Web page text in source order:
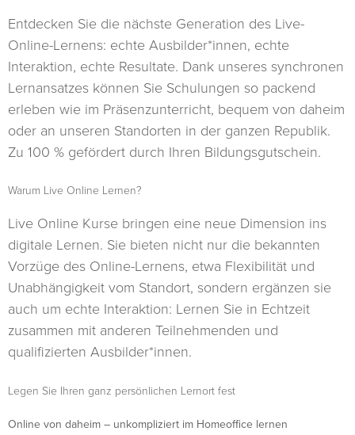
Entdecken Sie die nächste Generation des Live-
Online-Lernens: echte Ausbilder*innen, echte
Interaktion, echte Resultate. Dank unseres synchronen
Lernansatzes können Sie Schulungen so packend
erleben wie im Präsenzunterricht, bequem von daheim
oder an unseren Standorten in der ganzen Republik.
Zu 100 % gefördert durch Ihren Bildungsgutschein.
Warum Live Online Lernen?
Live Online Kurse bringen eine neue Dimension ins
digitale Lernen. Sie bieten nicht nur die bekannten
Vorzüge des Online-Lernens, etwa Flexibilität und
Unabhängigkeit vom Standort, sondern ergänzen sie
auch um echte Interaktion: Lernen Sie in Echtzeit
zusammen mit anderen Teilnehmenden und
qualifizierten Ausbilder*innen.
Legen Sie Ihren ganz persönlichen Lernort fest
Online von daheim – unkompliziert im Homeoffice lernen